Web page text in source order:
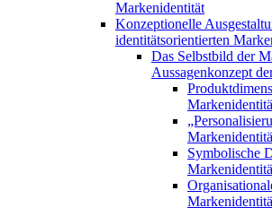
Markenidentität
Konzeptionelle
identitätsorientierten
Das Selbstbild der
Aussagenkonzept
Symbolische